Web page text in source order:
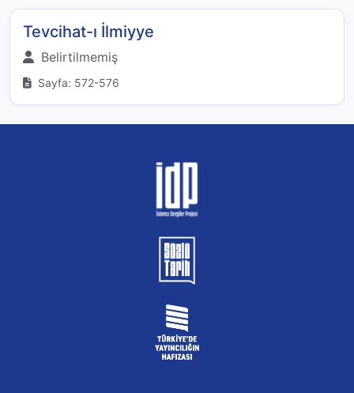
Tevcihat-ı İlmiyye
Belirtilmemiş
Sayfa: 572-576